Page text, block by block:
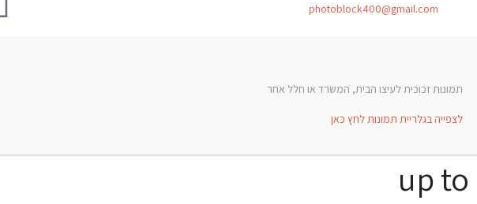
photoblock400@gmail.com
תמונות זכוכית לעיצו הבית, המשרד או חלל אחר
לצפייה בגלריית תמונות לחץ כאן
up to